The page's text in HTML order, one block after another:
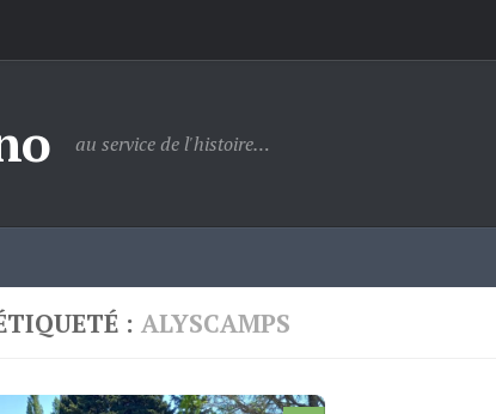
au service de l'histoire…
: ALYSCAMPS